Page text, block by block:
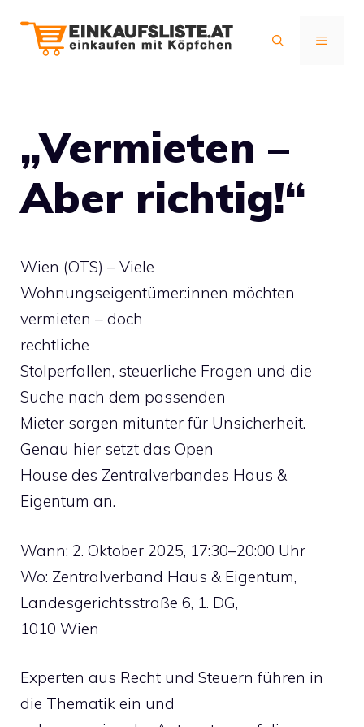
Inhalt
MENÜ
„Vermieten –
Aber richtig!“
Wien (OTS) – Viele
Wohnungseigentümer:innen möchten
vermieten – doch
rechtliche
Stolperfallen, steuerliche Fragen und die
Suche nach dem passenden
Mieter sorgen mitunter für Unsicherheit.
Genau hier setzt das Open
House des Zentralverbandes Haus &
Eigentum an.
Wann: 2. Oktober 2025, 17:30–20:00 Uhr
Wo: Zentralverband Haus & Eigentum,
Landesgerichtsstraße 6, 1. DG,
1010 Wien
Experten aus Recht und Steuern führen in
die Thematik ein und